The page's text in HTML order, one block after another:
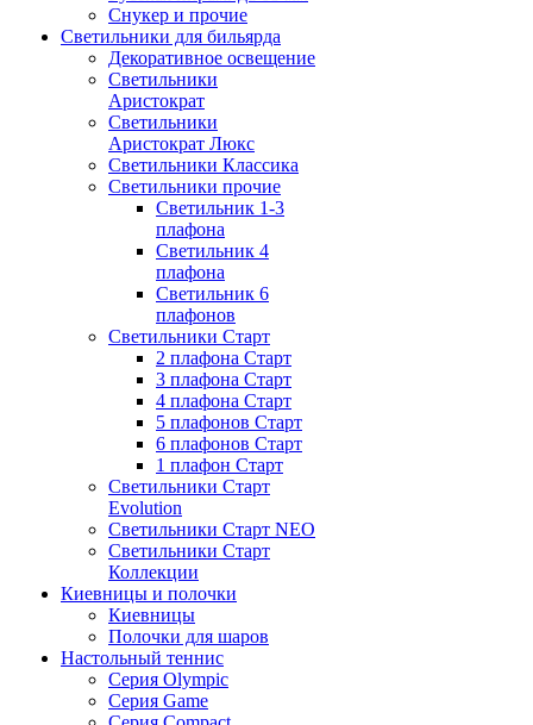
Снукер и прочие
Светильники для бильярда
Декоративное освещение
Светильники
Аристократ
Светильники
Аристократ Люкс
Светильники Классика
Светильники прочие
Светильник 1-3
плафона
Светильник 4
плафона
Светильник 6
плафонов
Светильники Старт
2 плафона Старт
3 плафона Старт
4 плафона Старт
5 плафонов Старт
6 плафонов Старт
1 плафон Старт
Светильники Старт
Evolution
Светильники Старт NEO
Светильники Старт
Коллекции
Киевницы и полочки
Киевницы
Полочки для шаров
Настольный теннис
Серия Olympic
Серия Game